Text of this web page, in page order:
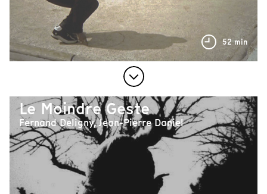
52 min
Le Moindre Geste
Fernand Deligny, Jean-Pierre Daniel